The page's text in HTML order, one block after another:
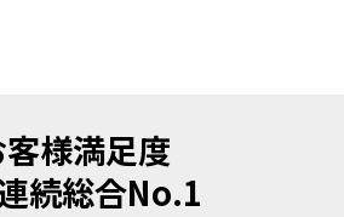
様満足度
続総合No.1